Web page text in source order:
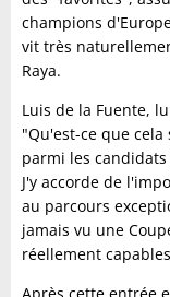
champions
vit très
Raya.
Luis de la Fuente,
"Qu'est-ce que cela
parmi les
J'y accorde de
au parcours
jamais vu une
réellement